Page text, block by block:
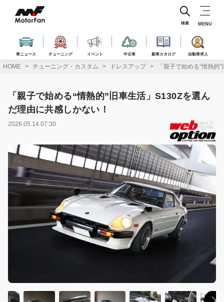
ス
車ニュース チューニング イベント 中古車 新車カタログ 自動車求人
検索 MENU
HOME チューニング・カスタム ドレスアップ 「親子で始める“情熱
「親子で始める“情熱的”旧車生活」S130Zを選ん
だ理由に共感しかない！
2026.05.14 07:30